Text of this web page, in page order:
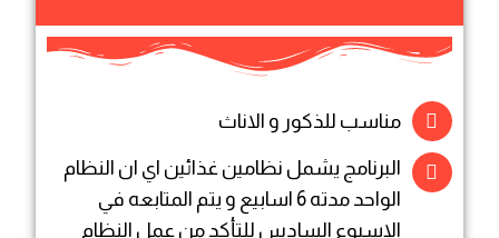
مناسب للذكور و الاناث
البرنامج يشمل نظامين غذائين اي ان النظام
الواحد مدته 6 اسابيع و يتم المتابعه في
الاسبوع السادس للتأكد من عمل النظام